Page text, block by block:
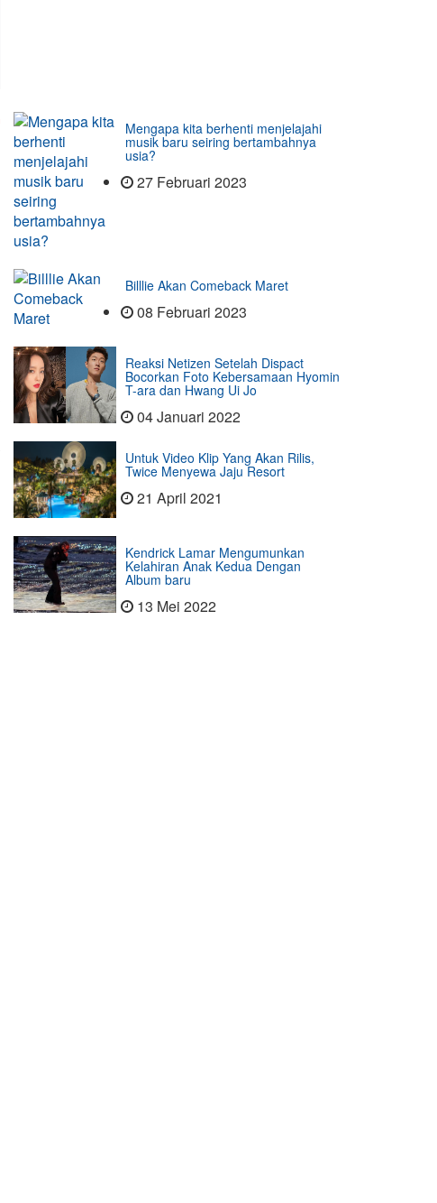
Mengapa kita berhenti menjelajahi
musik baru seiring bertambahnya
usia?
27 Februari 2023
Billlie Akan Comeback Maret
08 Februari 2023
Reaksi Netizen Setelah Dispact
Bocorkan Foto Kebersamaan Hyomin
T-ara dan Hwang Ui Jo
04 Januari 2022
Untuk Video Klip Yang Akan Rilis,
Twice Menyewa Jaju Resort
21 April 2021
Kendrick Lamar Mengumunkan
Kelahiran Anak Kedua Dengan
Album baru
13 Mei 2022